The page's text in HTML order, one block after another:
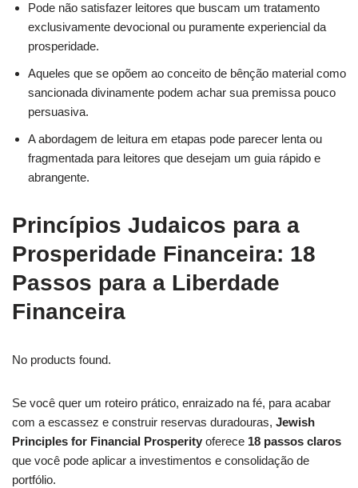
Pode não satisfazer leitores que buscam um tratamento
exclusivamente devocional ou puramente experiencial da
prosperidade.
Aqueles que se opõem ao conceito de bênção material como
sancionada divinamente podem achar sua premissa pouco
persuasiva.
A abordagem de leitura em etapas pode parecer lenta ou
fragmentada para leitores que desejam um guia rápido e
abrangente.
Princípios Judaicos para a
Prosperidade Financeira: 18
Passos para a Liberdade
Financeira
No products found.
Se você quer um roteiro prático, enraizado na fé, para acabar
com a escassez e construir reservas duradouras, Jewish
Principles for Financial Prosperity oferece 18 passos claros
que você pode aplicar a investimentos e consolidação de
portfólio.